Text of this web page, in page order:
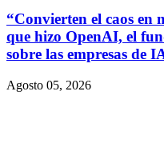
“Convierten el caos en
que hizo OpenAI, el
sobre las empresas de
Agosto 05, 2026